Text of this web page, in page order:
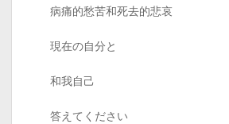
病痛的愁苦和死去的悲哀
現在の自分と
和我自己
答えてください